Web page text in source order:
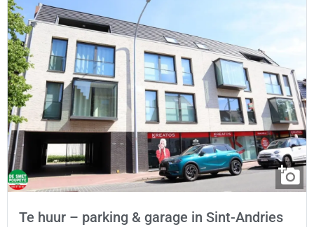
Te huur – parking & garage in Sint-Andries